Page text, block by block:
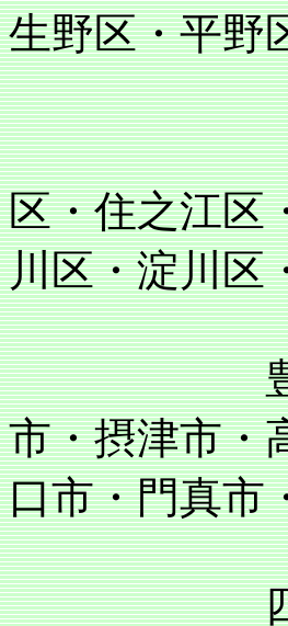
生野区・平野
全
住吉
区・住之江区
川区・淀川区
豊中市・
市・摂津市・
口市・門真市
四条畷市